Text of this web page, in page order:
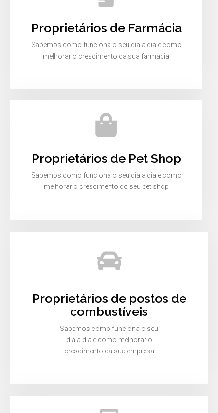
Proprietários de Farmácia
Sabemos como funciona o seu dia a dia e como
melhorar o crescimento da sua farmácia
Proprietários de Pet Shop
Sabemos como funciona o seu dia a dia e como
melhorar o crescimento do seu pet shop
Proprietários de postos de
combustíveis
Sabemos como funciona o seu
dia a dia e como melhorar o
crescimento da sua empresa